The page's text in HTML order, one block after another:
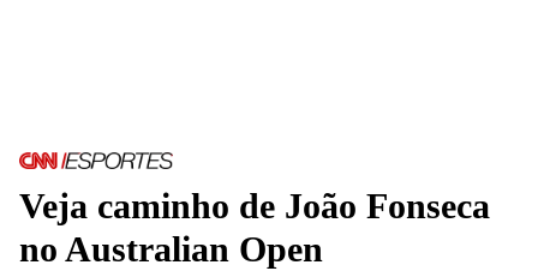
Veja caminho de João Fonseca
no Australian Open